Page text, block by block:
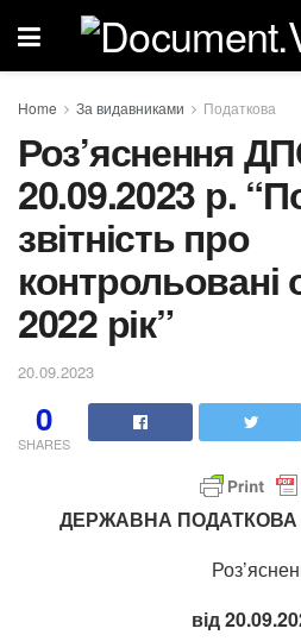
Home За видавниками Податкова
Роз’яснення
20.09.2023 р.
звітність про
контрольовані
2022 рік”
20.09.2023
0
SHARES
ДЕРЖАВНА ПОДАТКОВА
від